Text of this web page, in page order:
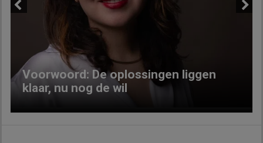
Voorwoord: De oplossingen liggen
klaar, nu nog de wil